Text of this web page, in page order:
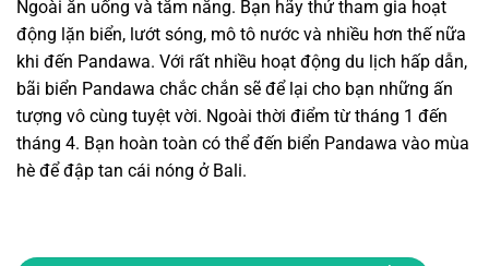
Ngoài ăn uống và tắm nắng. Bạn hãy thử tham gia hoạt
động lặn biển, lướt sóng, mô tô nước và nhiều hơn thế nữa
khi đến Pandawa. Với rất nhiều hoạt động du lịch hấp dẫn,
bãi biển Pandawa chắc chắn sẽ để lại cho bạn những ấn
tượng vô cùng tuyệt vời. Ngoài thời điểm từ tháng 1 đến
tháng 4. Bạn hoàn toàn có thể đến biển Pandawa vào mùa
hè để đập tan cái nóng ở Bali.